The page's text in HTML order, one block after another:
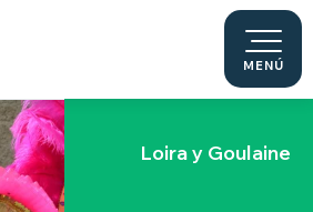
MENÚ
Le Moulin du
Sèvre
Loira y Goulaine